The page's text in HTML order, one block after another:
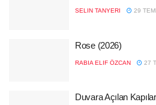
SELIN TANYERI 29
Rose (2026)
RABIA ELIF ÖZCAN 27
Duvara Açılan